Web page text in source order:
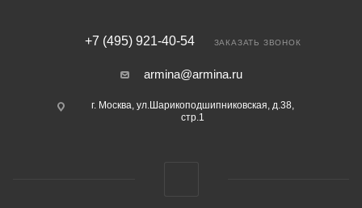
+7 (495) 921-40-54 ЗАКАЗАТЬ ЗВОНОК
armina@armina.ru
г. Москва, ул.Шарикоподшипниковская, д.38,
стр.1